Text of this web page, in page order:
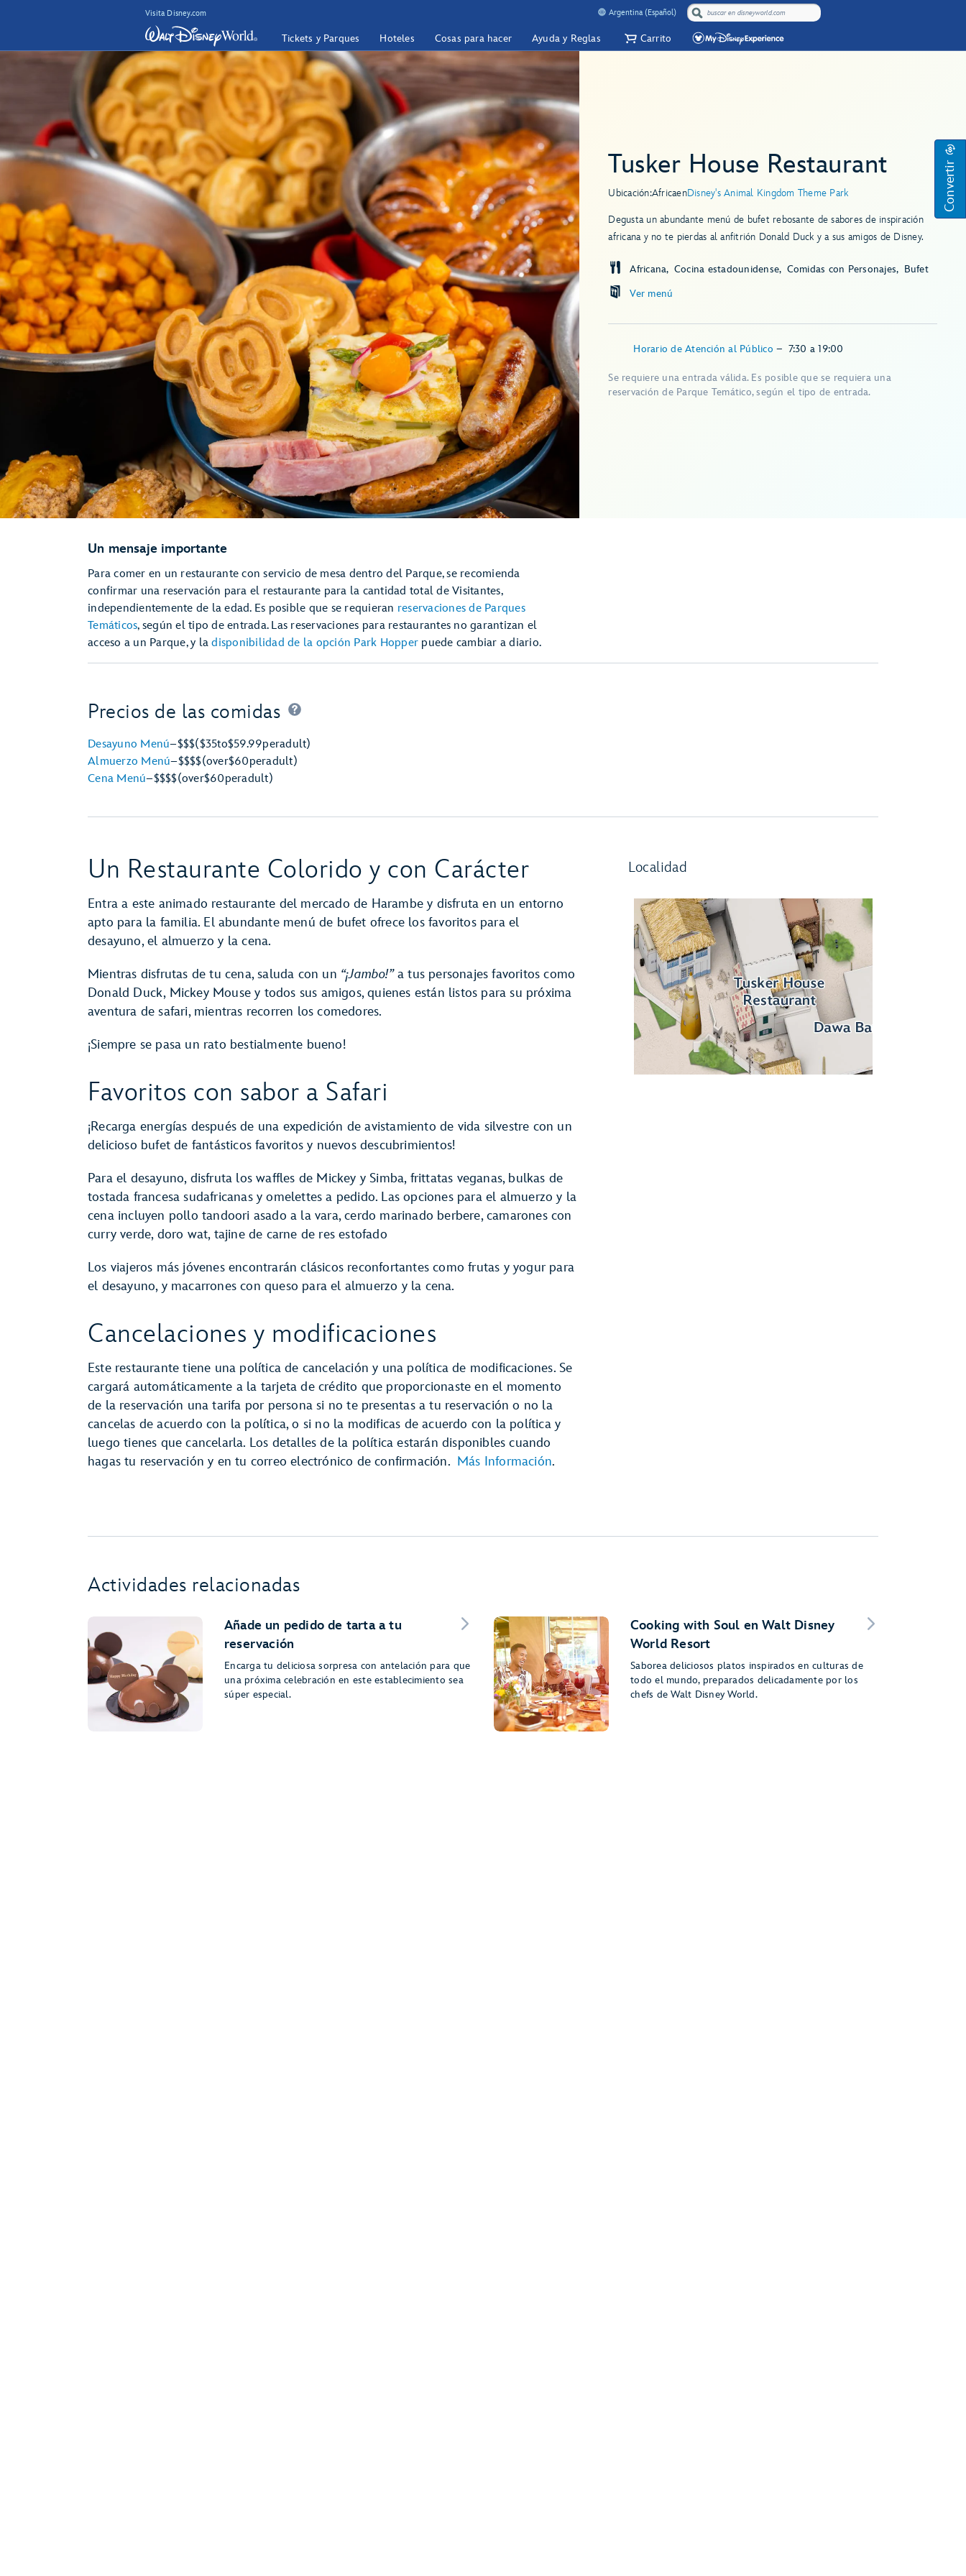
Visita Disney.com Argentina (Español)
Tickets y Parques Hoteles Cosas para hacer Ayuda y Reglas Carrito
Convertir
Tusker House Restaurant
Ubicación:AfricaenDisney's Animal Kingdom Theme Park
Degusta un abundante menú de bufet rebosante de sabores de inspiración
africana y no te pierdas al anfitrión Donald Duck y a sus amigos de Disney.
Ver menú
Africana Cocina estadounidense Comidas con Personajes Bufet
Horario de Atención al Público– 7:30 a 19:00
Se requiere una entrada válida. Es posible que se requiera una
reservación de Parque Temático, según el tipo de entrada.
Un mensaje importante
Para comer en un restaurante con servicio de mesa dentro del Parque, se recomienda
confirmar una reservación para el restaurante para la cantidad total de Visitantes,
independientemente de la edad. Es posible que se requieran reservaciones de Parques
Temáticos, según el tipo de entrada. Las reservaciones para restaurantes no garantizan el
acceso a un Parque, y ladisponibilidad de la opción Park Hopper puede cambiar a diario.
Precios de las comidas
Desayuno Menú–$$$($35to$59.99peradult)
Almuerzo Menú–$$$$(over$60peradult)
Cena Menú–$$$$(over$60peradult)
Un Restaurante Colorido y con Carácter
Entra a este animado restaurante del mercado de Harambe y disfruta en un entorno
apto para la familia. El abundante menú de bufet ofrece los favoritos para el
desayuno, el almuerzo y la cena.
Mientras disfrutas de tu cena, saluda con un “¡Jambo!”a tus personajes favoritos como
Donald Duck, Mickey Mouse y todos sus amigos, quienes están listos para su próxima
aventura de safari, mientras recorren los comedores.
¡Siempre se pasa un rato bestialmente bueno!
Favoritos con sabor a Safari
¡Recarga energías después de una expedición de avistamiento de vida silvestre con un
delicioso bufet de fantásticos favoritos y nuevos descubrimientos!
Para el desayuno, disfruta los waffles de Mickey y Simba, frittatas veganas, bulkas de
tostada francesa sudafricanas y omelettes a pedido. Las opciones para el almuerzo y la
cena incluyen pollo tandoori asado a la vara, cerdo marinado berbere, camarones con
curry verde, doro wat, tajine de carne de res estofado
Los viajeros más jóvenes encontrarán clásicos reconfortantes como frutas y yogur para
el desayuno, y macarrones con queso para el almuerzo y la cena.
Cancelaciones y modificaciones
Este restaurante tiene una política de cancelación y una política de modificaciones. Se
cargará automáticamente a la tarjeta de crédito que proporcionaste en el momento
de la reservación una tarifa por persona si no te presentas a tu reservación o no la
cancelas de acuerdo con la política, o si no la modificas de acuerdo con la política y
luego tienes que cancelarla. Los detalles de la política estarán disponibles cuando
hagas tu reservación y en tu correo electrónico de confirmación. Más Información.
Localidad
Actividades relacionadas
Añade un pedido de tarta a tu
reservación
Encarga tu deliciosa sorpresa con antelación para que
una próxima celebración en este establecimiento sea
súper especial.
Cooking with Soul en Walt Disney
World Resort
Saborea deliciosos platos inspirados en culturas de
todo el mundo, preparados delicadamente por los
chefs de Walt Disney World.